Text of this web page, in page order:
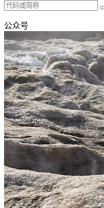
公众号